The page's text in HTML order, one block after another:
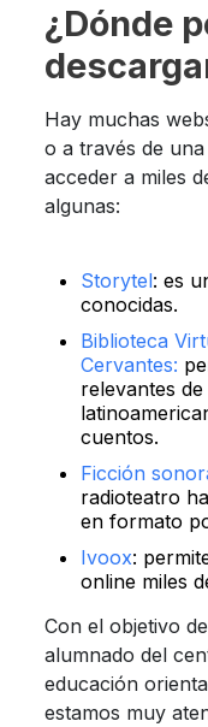
¿Dónde
Hay muchas
o a través de
acceder a miles
algunas:
Storytel: es
conocidas.
Biblioteca
Cervantes:
relevantes
cuentos.
Ficción
radioteatro
en formato
Ivoox:
online miles
Con el objetivo
alumnado del
educación
estamos muy